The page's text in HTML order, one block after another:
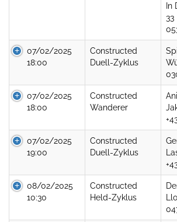
In
33
07/02/2025
18:00
Constructed
Duell-Zyklus
07/02/2025
18:00
Constructed
Wanderer
07/02/2025
19:00
Constructed
Duell-Zyklus
08/02/2025
10:30
Constructed
Held-Zyklus